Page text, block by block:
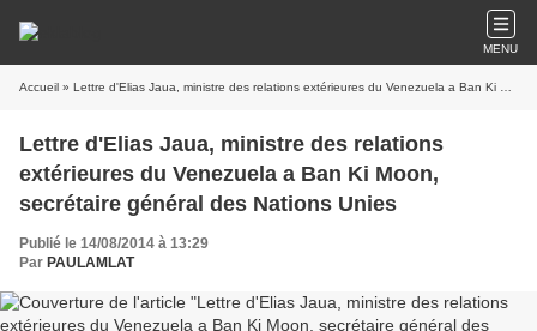
MENU
Accueil » Lettre d'Elias Jaua, ministre des relations extérieures du Venezuela a Ban Ki Moon, secrétaire général des Nations Unies
Lettre d'Elias Jaua, ministre des relations
extérieures du Venezuela a Ban Ki Moon,
secrétaire général des Nations Unies
Publié le 14/08/2014 à 13:29
Par PAULAMLAT